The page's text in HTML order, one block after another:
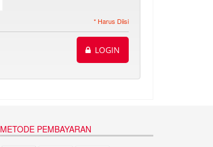
* Harus Diisi
LOGIN
METODE PEMBAYARAN